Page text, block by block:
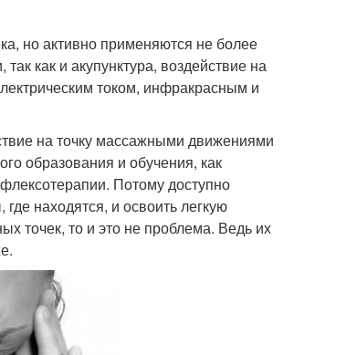
но активно применяются не более
как и акупунктура, воздействие на
током, инфракрасным и
на точку массажными движениями
образования и обучения, как
Потому доступно
находятся, и освоить легкую
точек, то и это не проблема. Ведь их